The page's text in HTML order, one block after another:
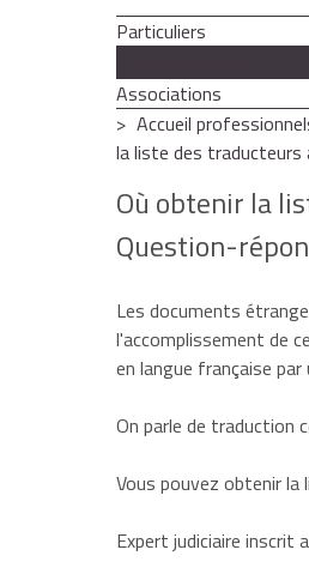
Particuliers
Associations
Accueil
la liste des traducteurs
Où obtenir la
Question-
Les documents
l'accomplissement de
en langue française
On parle de traduction
Vous pouvez obtenir
Expert judiciaire inscrit